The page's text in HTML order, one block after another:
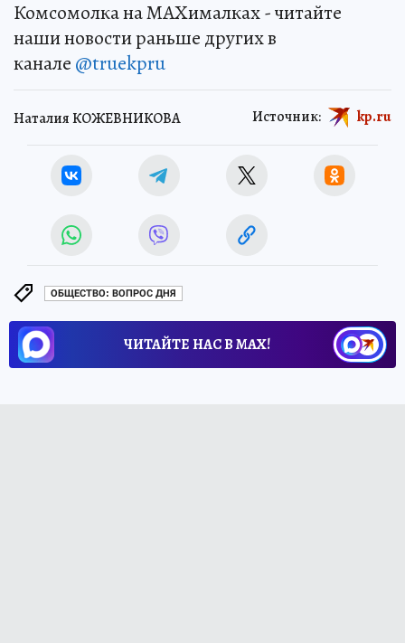
Комсомолка на MAXималках - читайте
наши новости раньше других в
канале @truekpru
Наталия КОЖЕВНИКОВА Источник: kp.ru
ОБЩЕСТВО: ВОПРОС ДНЯ
ЧИТАЙТЕ НАС В МАХ!